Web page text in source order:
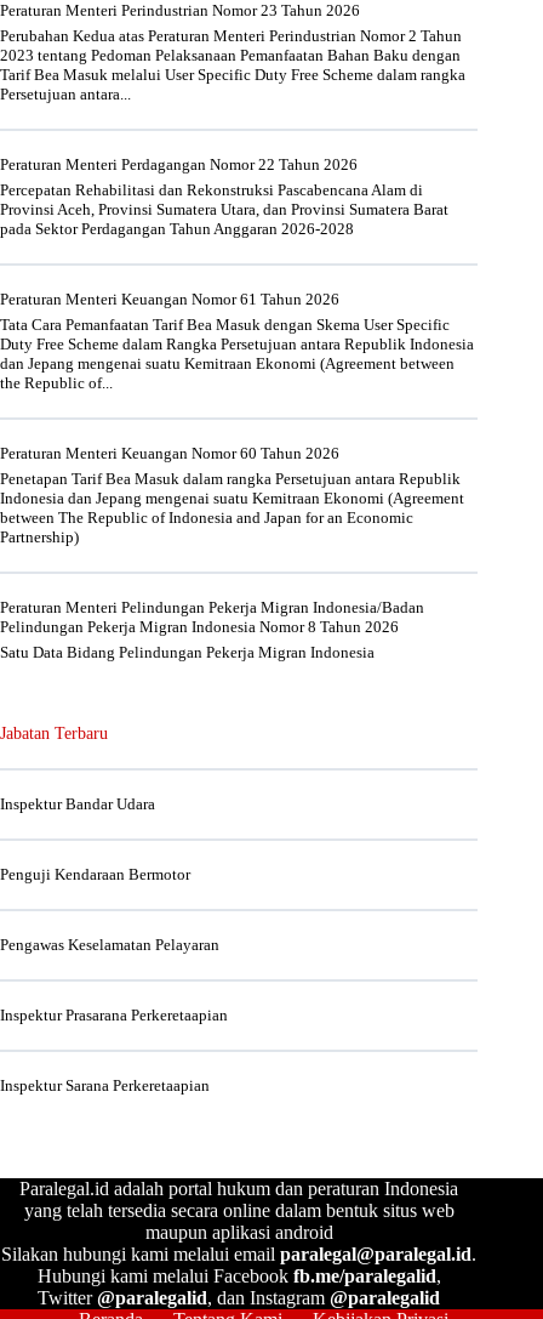
Peraturan Menteri Perindustrian Nomor 23 Tahun 2026
Perubahan Kedua atas Peraturan Menteri Perindustrian Nomor 2 Tahun
2023 tentang Pedoman Pelaksanaan Pemanfaatan Bahan Baku dengan
Tarif Bea Masuk melalui User Specific Duty Free Scheme dalam rangka
Persetujuan antara...
Peraturan Menteri Perdagangan Nomor 22 Tahun 2026
Percepatan Rehabilitasi dan Rekonstruksi Pascabencana Alam di
Provinsi Aceh, Provinsi Sumatera Utara, dan Provinsi Sumatera Barat
pada Sektor Perdagangan Tahun Anggaran 2026-2028
Peraturan Menteri Keuangan Nomor 61 Tahun 2026
Tata Cara Pemanfaatan Tarif Bea Masuk dengan Skema User Specific
Duty Free Scheme dalam Rangka Persetujuan antara Republik Indonesia
dan Jepang mengenai suatu Kemitraan Ekonomi (Agreement between
the Republic of...
Peraturan Menteri Keuangan Nomor 60 Tahun 2026
Penetapan Tarif Bea Masuk dalam rangka Persetujuan antara Republik
Indonesia dan Jepang mengenai suatu Kemitraan Ekonomi (Agreement
between The Republic of Indonesia and Japan for an Economic
Partnership)
Peraturan Menteri Pelindungan Pekerja Migran Indonesia/Badan
Pelindungan Pekerja Migran Indonesia Nomor 8 Tahun 2026
Satu Data Bidang Pelindungan Pekerja Migran Indonesia
Jabatan Terbaru
Inspektur Bandar Udara
Penguji Kendaraan Bermotor
Pengawas Keselamatan Pelayaran
Inspektur Prasarana Perkeretaapian
Inspektur Sarana Perkeretaapian
Paralegal.id adalah portal hukum dan peraturan Indonesia
yang telah tersedia secara online dalam bentuk situs web
maupun aplikasi android
Silakan hubungi kami melalui emailparalegal@paralegal.id.
Hubungi kami melalui Facebook fb.me/paralegalid,
Twitter@paralegalid, dan Instagram@paralegalid